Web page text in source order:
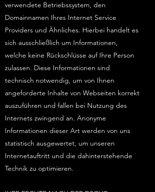
verwendete Betriebssystem, den
Domainnamen Ihres Internet Service
Providers und Ähnliches. Hierbei handelt es
sich ausschließlich um Informationen,
welche keine Rückschlüsse auf Ihre Person
zulassen. Diese Informationen sind
technisch notwendig, um von Ihnen
angeforderte Inhalte von Webseiten korrekt
auszuführen und fallen bei Nutzung des
Internets zwingend an. Anonyme
Informationen dieser Art werden von uns
statistisch ausgewertet, um unseren
Internetauftritt und die dahinterstehende
Technik zu optimieren.